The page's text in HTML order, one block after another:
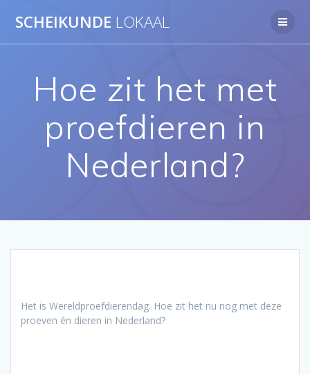
naar
SCHEIKUNDE LOKAAL
Hoe zit het met
proefdieren in
Nederland?
Het is Wereldproefdierendag. Hoe zit het nu nog met deze
proeven én dieren in Nederland?